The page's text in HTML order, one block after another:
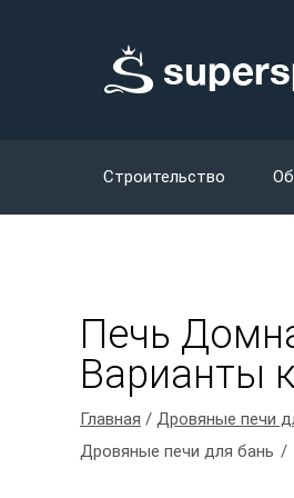
Строительство
Печь
Варианты
Главная / Дровяные печи
Дровяные печи для бань